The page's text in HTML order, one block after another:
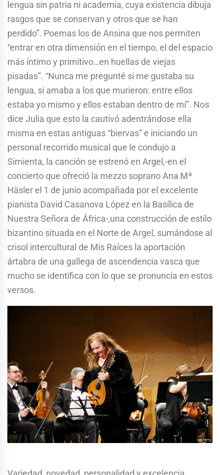
lengua sin patria ni academia, cuya existencia dibuja
rasgos que se conservan y otros que se han
perdido”. Poemas los de Ansina que nos permiten
“entrar en otra dimensión en el tiempo, el del espacio
más íntimo y primitivo…en huellas de viejas
pisadas”. “Nunca me pregunté si me gustaba su
lengua, si amaba a los que murieron: entre ellos
estaba yo mismo y ellos estaban dentro de mí”. Nos
dice Julia que esto la cautivó adentrándose ella
misma en estas antiguas “biervas” e iniciando un
personal recorrido musical que le condujo a
Simienta, la canción se estrenó en Argel,-en el
concierto que ofreció la mezzo soprano Ana Mª
Häsler el 1 de junio acompañada por el excelente
pianista David Casanova López en la Basílica de
Nuestra Señora de África-,una construcción de estilo
bizantino situada en el Norte de Argel, sumándose al
crisol intercultural de Mis Raíces la aportación
ártabra de una gallega de ascendencia vasca que
mucho se identifica con lo que se pronuncia en estos
versos.